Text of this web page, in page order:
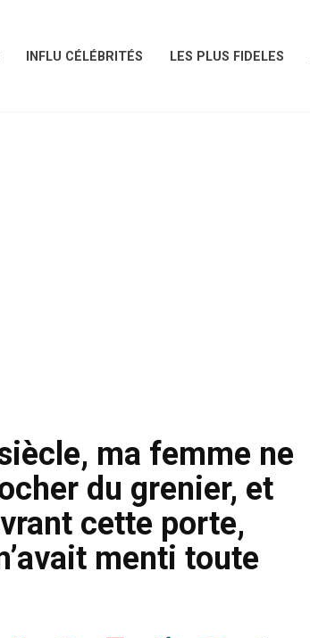
INFLU CÉLÉBRITÉS LES PLUS FIDELES
ma femme ne
du grenier, et
cette porte,
menti toute